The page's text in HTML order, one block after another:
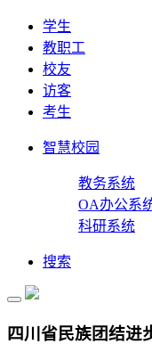
学生
教职工
校友
访客
考生
智慧校园
教务系统
OA办公系
科研系统
搜索
四川省民族团结进